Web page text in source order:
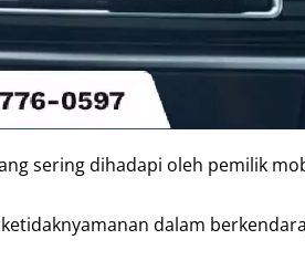
sering dihadapi oleh pemilik
dalam